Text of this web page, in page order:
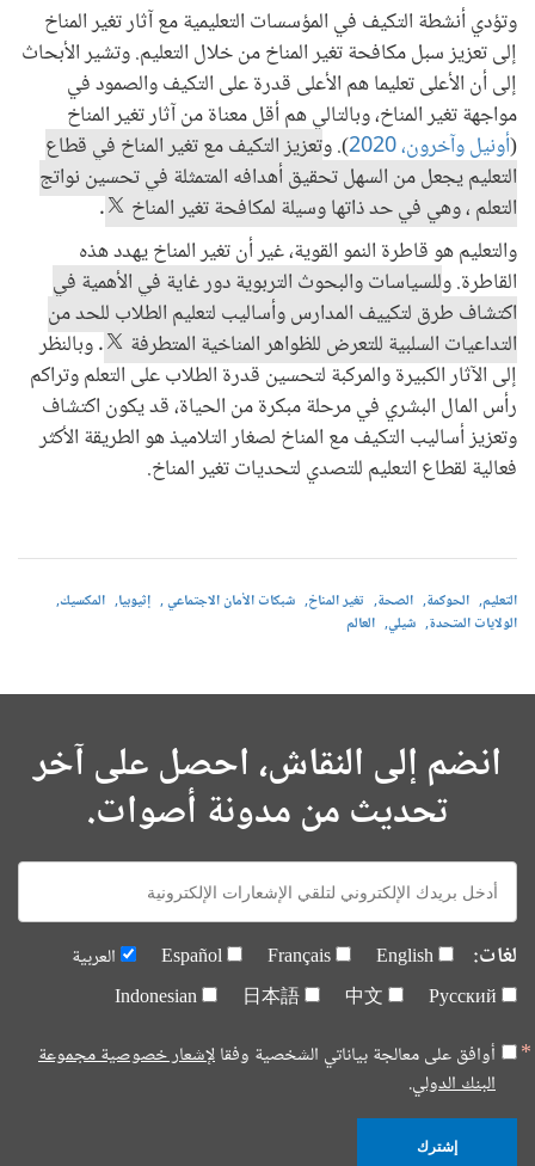
وتؤدي أنشطة التكيف في المؤسسات التعليمية مع آثار تغير المناخ
إلى تعزيز سبل مكافحة تغير المناخ من خلال التعليم. وتشير الأبحاث
إلى أن الأعلى تعليما هم الأعلى قدرة على التكيف والصمود في
مواجهة تغير المناخ، وبالتالي هم أقل معناة من آثار تغير المناخ
(أونيل وآخرون، 2020 ). وتعزيز التكيف مع تغير المناخ في قطاع
التعليم يجعل من السهل تحقيق أهدافه المتمثلة في تحسين نواتج
التعلم ، وهي في حد ذاتها وسيلة لمكافحة تغير المناخ
.
والتعليم هو قاطرة النمو القوية، غير أن تغير المناخ يهدد هذه
القاطرة. وللسياسات والبحوث التربوية دور غاية في الأهمية في
اكتشاف طرق لتكييف المدارس وأساليب لتعليم الطلاب للحد من
التداعيات السلبية للتعرض للظواهر المناخية المتطرفة
. وبالنظر
إلى الآثار الكبيرة والمركبة لتحسين قدرة الطلاب على التعلم وتراكم
رأس المال البشري في مرحلة مبكرة من الحياة، قد يكون اكتشاف
وتعزيز أساليب التكيف مع المناخ لصغار التلاميذ هو الطريقة الأكثر
فعالية لقطاع التعليم للتصدي لتحديات تغير المناخ.
التعليم الحوكمة الصحة تغير المناخ شبكات الأمان الاجتماعي إثيوبيا المكسيك
الولايات المتحدة شيلي العالم
انضم إلى النقاش، احصل على آخر
تحديث من مدونة أصوات.
E-
mail:
لغات: English
Français
Español
العربية
Русский
中文
日本語
Indonesian
أوافق على معالجة بياناتي الشخصية وفقالإشعار خصوصية مجموعة
البنك الدولي.
إشترك